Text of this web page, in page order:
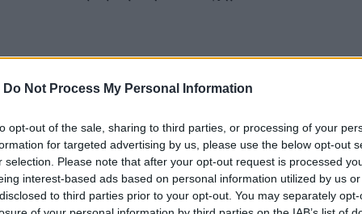
Do Not Process My Personal Information
opt-out of the sale, sharing to third parties, or processing of your
for targeted advertising by us, please use the below opt-out
selection. Please note that after your opt-out request is processed
interest-based ads based on personal information utilized by us
to third parties prior to your opt-out. You may separately
νότιοι νοτιοδυτικοί 3 με 5 μποφόρ.
φτάσει στα βόρεια τους 13 με 15 βαθμούς, στην